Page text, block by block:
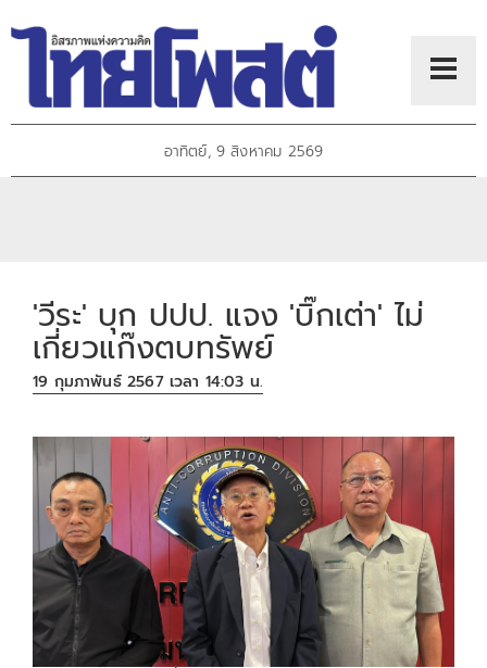
อาทิตย์, 9 สิงหาคม 2569
'วีระ' บุก ปปป. แจง 'บิ๊กเต่า' ไม่
เกี่ยวแก๊งตบทรัพย์
19 กุมภาพันธ์ 2567 เวลา 14:03 น.